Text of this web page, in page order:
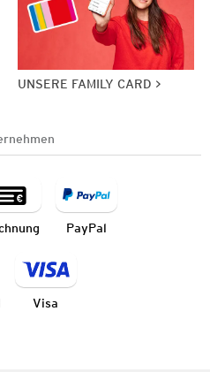
UNSERE FAMILY CARD
PayPal
Visa